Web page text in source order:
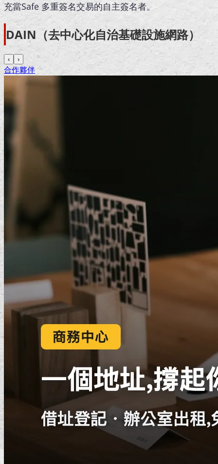
充當Safe 多重簽名交易的自主簽名者。
DAIN（去中心化自治基礎設施網路）
‹ ›
合作夥伴